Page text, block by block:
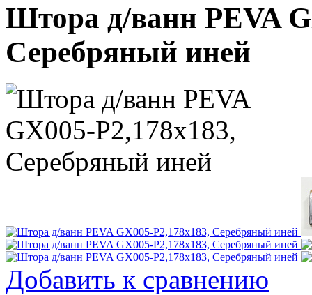
Штора д/ванн PEVA
Серебряный иней
Добавить к сравнению